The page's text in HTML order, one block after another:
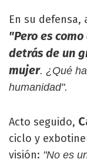
En su defensa,
"Pero es
detrás de un
mujer. ¿Qué
humanidad".
Acto seguido,
ciclo y
visión: "No es